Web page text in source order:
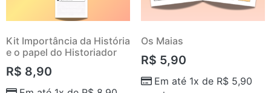
Kit Importância da História
e o papel do Historiador
R$ 8,90
Os Maias
R$ 5,90
Em até 1x de R$5,90